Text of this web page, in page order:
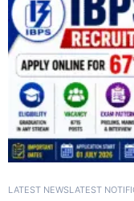
LATEST NEWSLATEST